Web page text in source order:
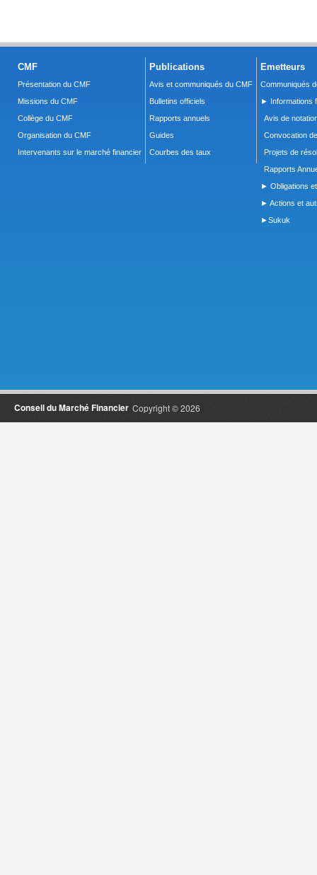
CMF
Présentation du CMF
Missions du CMF
Collège du CMF
Organisation du CMF
Intervenants sur le marché financier
Publications
Avis et communiqués du CMF
Bulletins officiels
Rapports annuels
Guides
Courbes des taux
Emetteurs
Communiqués
► Informations
Avis de
Convocation
Projets de
Rapports
► Obligations
► Actions et
►Sukuk
Copyright © 2026
Conseil du Marché Financier